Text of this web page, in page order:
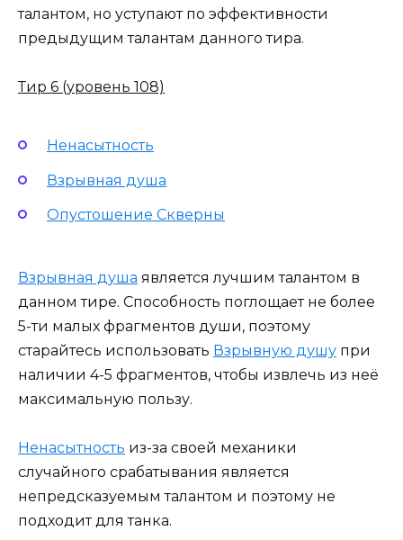
талантом, но уступают по эффективности
предыдущим талантам данного тира.
Тир 6 (уровень 108)
Ненасытность
Взрывная душа
Опустошение Скверны
Взрывная душа является лучшим талантом в
данном тире. Способность поглощает не более
5-ти малых фрагментов души, поэтому
старайтесь использовать Взрывную душу при
наличии 4-5 фрагментов, чтобы извлечь из неё
максимальную пользу.
Ненасытность из-за своей механики
случайного срабатывания является
непредсказуемым талантом и поэтому не
подходит для танка.